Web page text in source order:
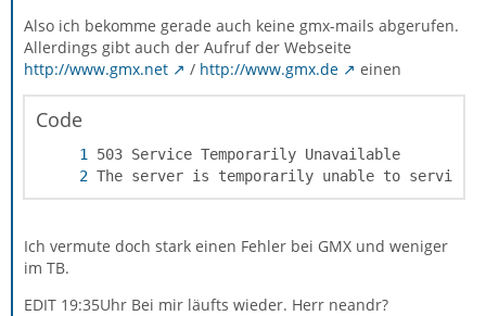
Also ich bekomme gerade auch keine gmx-mails abgerufen.
Allerdings gibt auch der Aufruf der Webseite
http://www.gmx.net
/ http://www.gmx.de einen
Code
The server is temporarily unable to service
Ich vermute doch stark einen Fehler bei GMX und weniger
im TB.
EDIT 19:35Uhr Bei mir läufts wieder. Herr neandr?